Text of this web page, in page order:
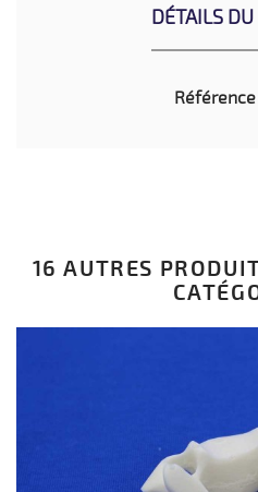
DÉTAILS
Référence
16 AUTRES